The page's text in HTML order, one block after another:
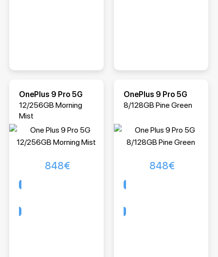
OnePlus 9 Pro 5G
12/256GB Morning
Mist
848€
OnePlus 9 Pro 5G
8/128GB Pine Green
848€